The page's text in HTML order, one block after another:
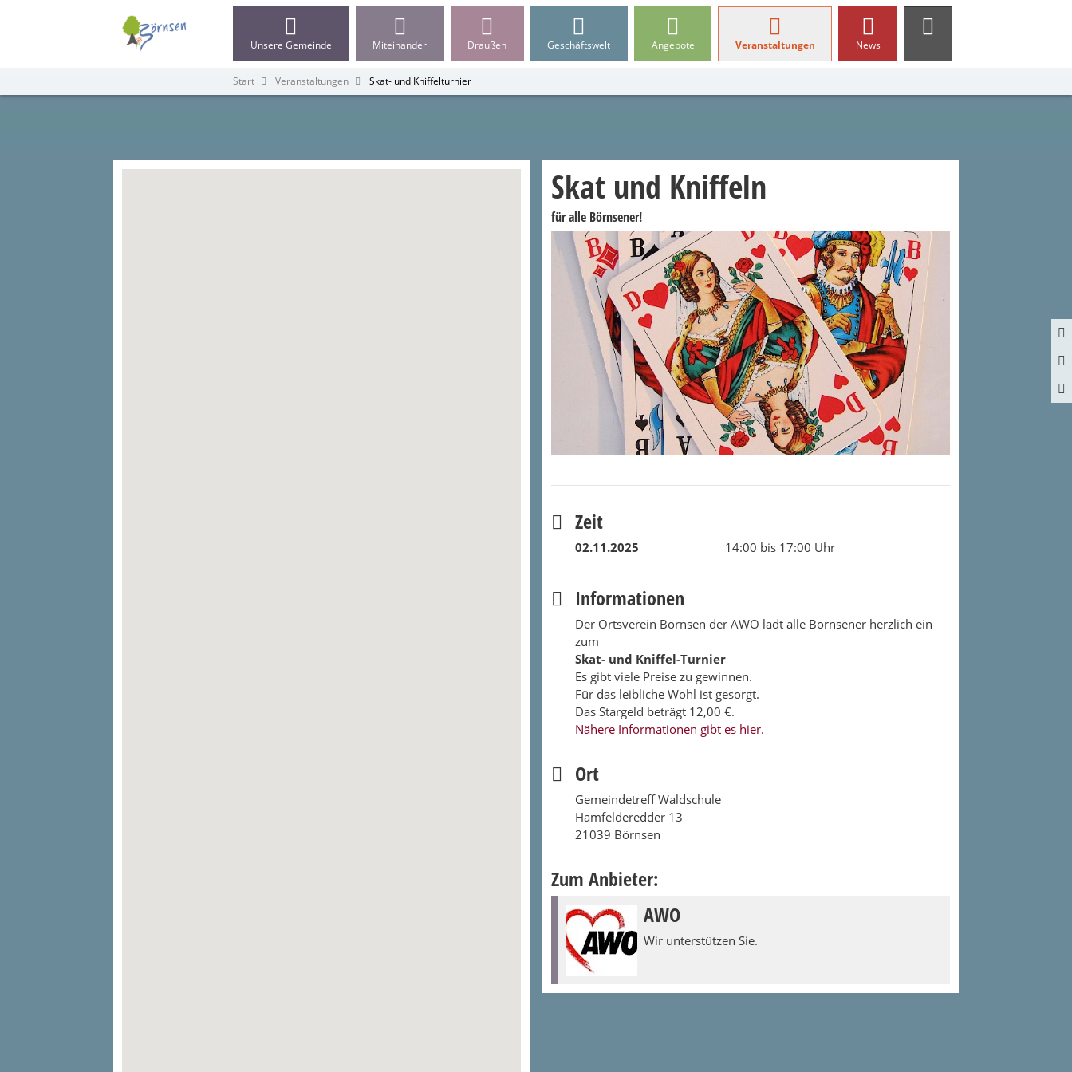
Unsere Gemeinde Miteinander Draußen Geschäftswelt Angebote Veranstaltungen News
Start Veranstaltungen Skat- und Kniffelturnier
Skat und Kniffeln
für alle Börnsener!
Zeit
02.11.2025 14:00 bis 17:00 Uhr
Informationen
Der Ortsverein Börnsen der AWO lädt alle Börnsener herzlich ein
zum
Skat- und Kniffel-Turnier
Es gibt viele Preise zu gewinnen.
Für das leibliche Wohl ist gesorgt.
Das Stargeld beträgt 12,00 €.
Nähere Informationen gibt es hier.
Ort
Gemeindetreff Waldschule
Hamfelderedder 13
21039 Börnsen
Zum Anbieter:
AWO
Wir unterstützen Sie.